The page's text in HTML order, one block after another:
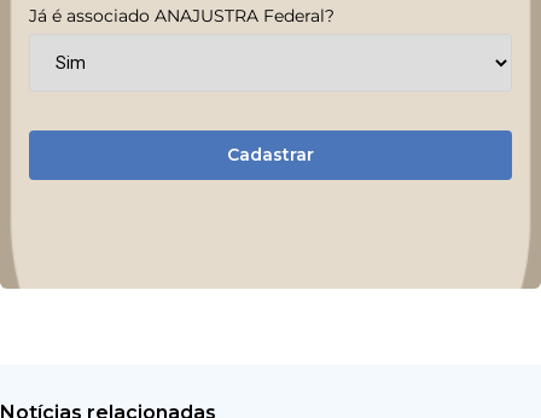
Já é associado ANAJUSTRA Federal?
Cadastrar
Notícias relacionadas